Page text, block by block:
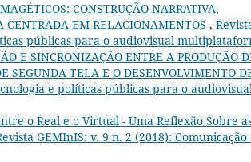
CONSTRUÇÃO NARRATIVA,
CENTRADA EM RELACIONAMENTOS ,
públicas para o audiovisual
E SINCRONIZAÇÃO ENTRE A PRODUÇÃO
SEGUNDA TELA E O DESENVOLVIMENTO
e políticas públicas para o
o Real e o Virtual - Uma Reflexão Sobre
GEMInIS: v. 9 n. 2 (2018): Comunicação